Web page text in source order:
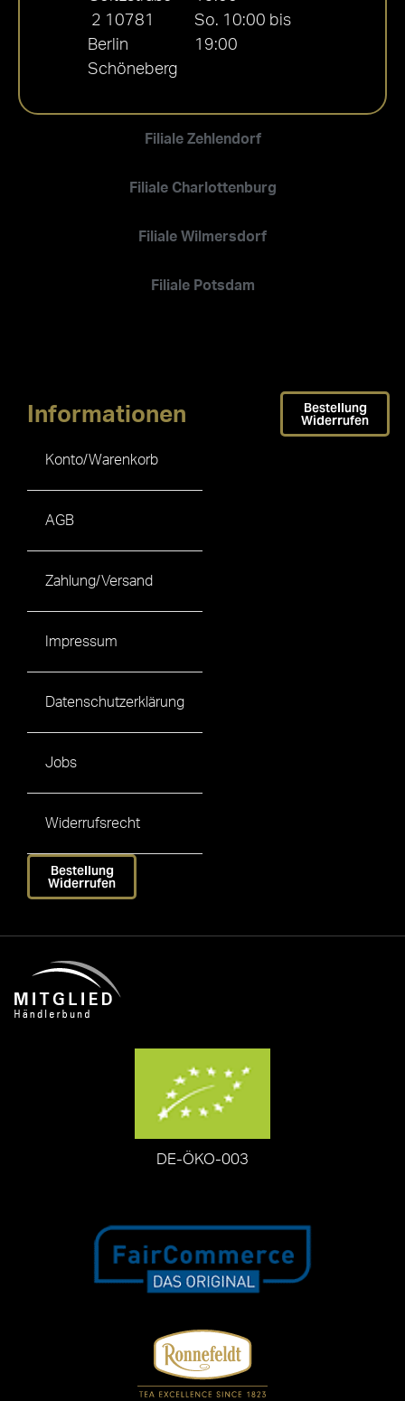
Filiale Zehlendorf
Filiale Charlottenburg
Filiale Wilmersdorf
Filiale Potsdam
2 10781
Berlin
Schöneberg
So. 10:00 bis
19:00
Informationen
Konto/Warenkorb
AGB
Zahlung/Versand
Impressum
Datenschutzerklärung
Jobs
Widerrufsrecht
Bestellung
Widerrufen
Bestellung
Widerrufen
DE-ÖKO-003